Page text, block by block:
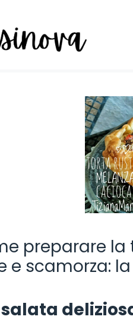
preparare
e scamorza: